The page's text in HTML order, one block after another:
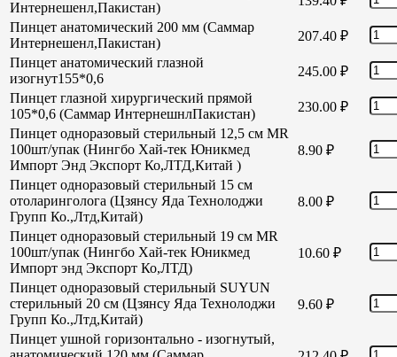
Интернешенл,Пакистан)
Пинцет анатомический 200 мм (Саммар
Интернешенл,Пакистан)
207.40 ₽
Пинцет анатомический глазной
изогнут155*0,6
245.00 ₽
Пинцет глазной хирургический прямой
105*0,6 (Саммар ИнтернешнлПакистан)
230.00 ₽
Пинцет одноразовый стерильный 12,5 см MR
100шт/упак (Нингбо Хай-тек Юникмед
Импорт Энд Экспорт Ко,ЛТД,Китай )
8.90 ₽
Пинцет одноразовый стерильный 15 см
отоларинголога (Цзянсу Яда Технолоджи
Групп Ко.,Лтд,Китай)
8.00 ₽
Пинцет одноразовый стерильный 19 см MR
100шт/упак (Нингбо Хай-тек Юникмед
Импорт энд Экспорт Ко,ЛТД)
10.60 ₽
Пинцет одноразовый стерильный SUYUN
стерильный 20 см (Цзянсу Яда Технолоджи
Групп Ко.,Лтд,Китай)
9.60 ₽
Пинцет ушной горизонтально - изогнутый,